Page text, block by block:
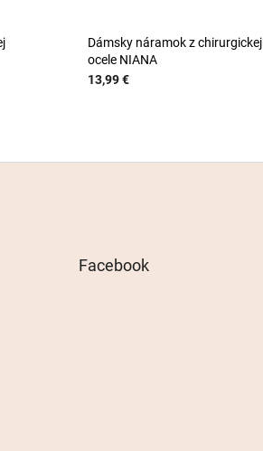
Dámsky náramok z chirurgickej
ocele NIANA
13,99 €
Facebook